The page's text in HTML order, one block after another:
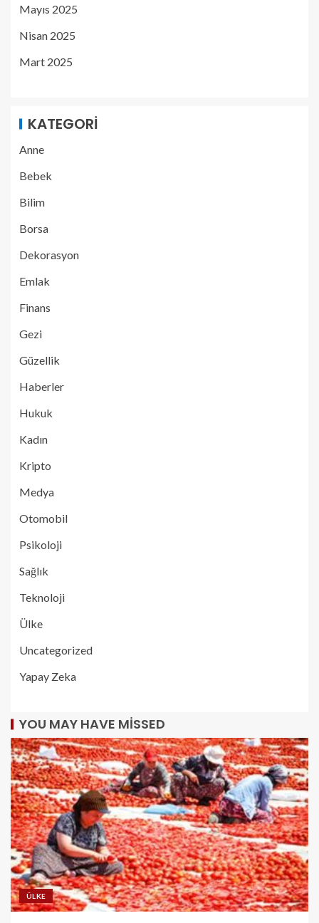
Mayıs 2025
Nisan 2025
Mart 2025
KATEGORI
Anne
Bebek
Bilim
Borsa
Dekorasyon
Emlak
Finans
Gezi
Güzellik
Haberler
Hukuk
Kadın
Kripto
Medya
Otomobil
Psikoloji
Sağlık
Teknoloji
Ülke
Uncategorized
Yapay Zeka
YOU MAY HAVE MISSED
ÜLKE